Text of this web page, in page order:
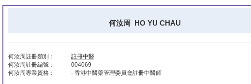
何汝周 HO YU CHAU
何汝周註冊類別：
註冊中醫
何汝周註冊編號：
004069
何汝周專業資格：
- 香港中醫藥管理委員會註冊中醫師